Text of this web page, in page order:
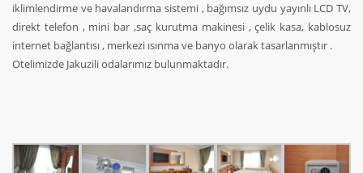
iklimlendirme ve havalandırma sistemi , bağımsız uydu yayınlı LCD TV,
direkt telefon , mini bar ,saç kurutma makinesi , çelik kasa, kablosuz
internet bağlantısı , merkezi ısınma ve banyo olarak tasarlanmıştır .
Otelimizde Jakuzili odalarımız bulunmaktadır.